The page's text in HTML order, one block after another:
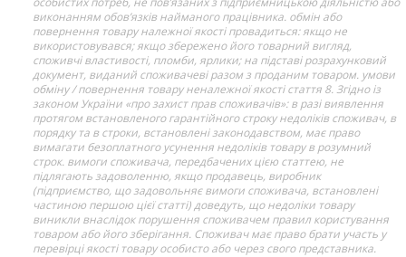
виконанням обов’язків найманого працівника. обмін або
повернення товару належної якості провадиться: якщо не
використовувався; якщо збережено його товарний вигляд,
споживчі властивості, пломби, ярлики; на підставі розрахунковий
документ, виданий споживачеві разом з проданим товаром. умови
обміну / повернення товару неналежної якості стаття 8. Згідно із
законом України «про захист прав споживачів»: в разі виявлення
протягом встановленого гарантійного строку недоліків споживач, в
порядку та в строки, встановлені законодавством, має право
вимагати безоплатного усунення недоліків товару в розумний
строк. вимоги споживача, передбачених цією статтею, не
підлягають задоволенню, якщо продавець, виробник
(підприємство, що задовольняє вимоги споживача, встановлені
частиною першою цієї статті) доведуть, що недоліки товару
виникли внаслідок порушення споживачем правил користування
товаром або його зберігання. Споживач має право брати участь у
перевірці якості товару особисто або через свого представника.